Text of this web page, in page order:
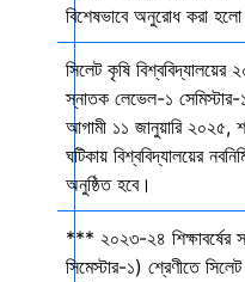
বিশেষভাবে অনুরোধ করা হলো
সিলেট কৃষি বিশ্ববিদ্যালয়ের
স্নাতক লেভেল-১ সেমিস্টার-
আগামী ১১ জানুয়ারি ২০২৫,
ঘটিকায় বিশ্ববিদ্যালয়ের
অনুষ্ঠিত হবে।
*** ২০২৩-২৪ শিক্ষাবর্ষের
সিমেস্টার-১) শ্রেণীতে